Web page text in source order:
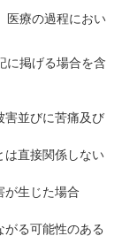
医療の過程におい
に掲げる場合を含
害並びに苦痛及び
は直接関係しない
が生じた場合
がる可能性のある